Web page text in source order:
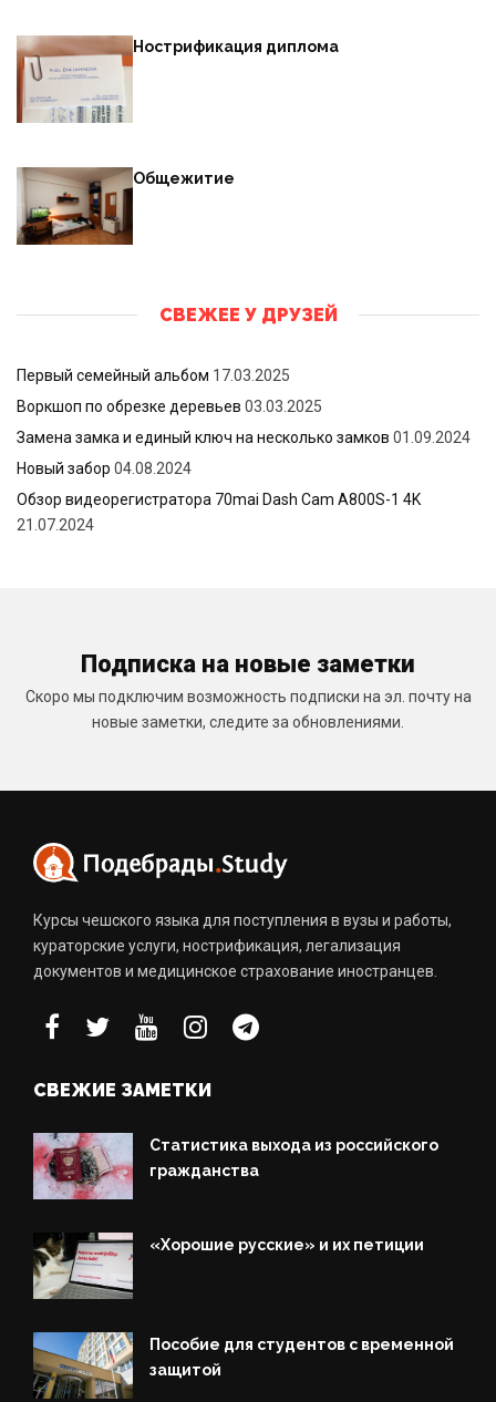
Нострификация диплома
Общежитие
СВЕЖЕЕ У ДРУЗЕЙ
Первый семейный альбом 17.03.2025
Воркшоп по обрезке деревьев 03.03.2025
Замена замка и единый ключ на несколько замков 01.09.2024
Новый забор 04.08.2024
Обзор видеорегистратора 70mai Dash Cam A800S-1 4K
21.07.2024
Подписка на новые заметки
Скоро мы подключим возможность подписки на эл. почту на
новые заметки, следите за обновлениями.
Курсы чешского языка для поступления в вузы и работы,
кураторские услуги, нострификация, легализация
документов и медицинское страхование иностранцев.
СВЕЖИЕ ЗАМЕТКИ
Статистика выхода из российского
гражданства
«Хорошие русские» и их петиции
Пособие для студентов с временной
защитой